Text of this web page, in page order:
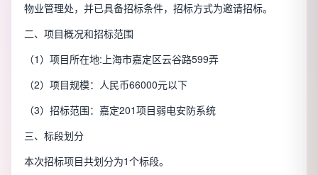
物业管理处，并已具备招标条件，招标方式为邀请招标。
二、项目概况和招标范围
（1）项目所在地: 上海市嘉定区云谷路599弄
（2）项目规模： 人民币66000元以下
（3）招标范围： 嘉定201项目弱电安防系统
三、标段划分
本次招标项目共划分为1个标段。